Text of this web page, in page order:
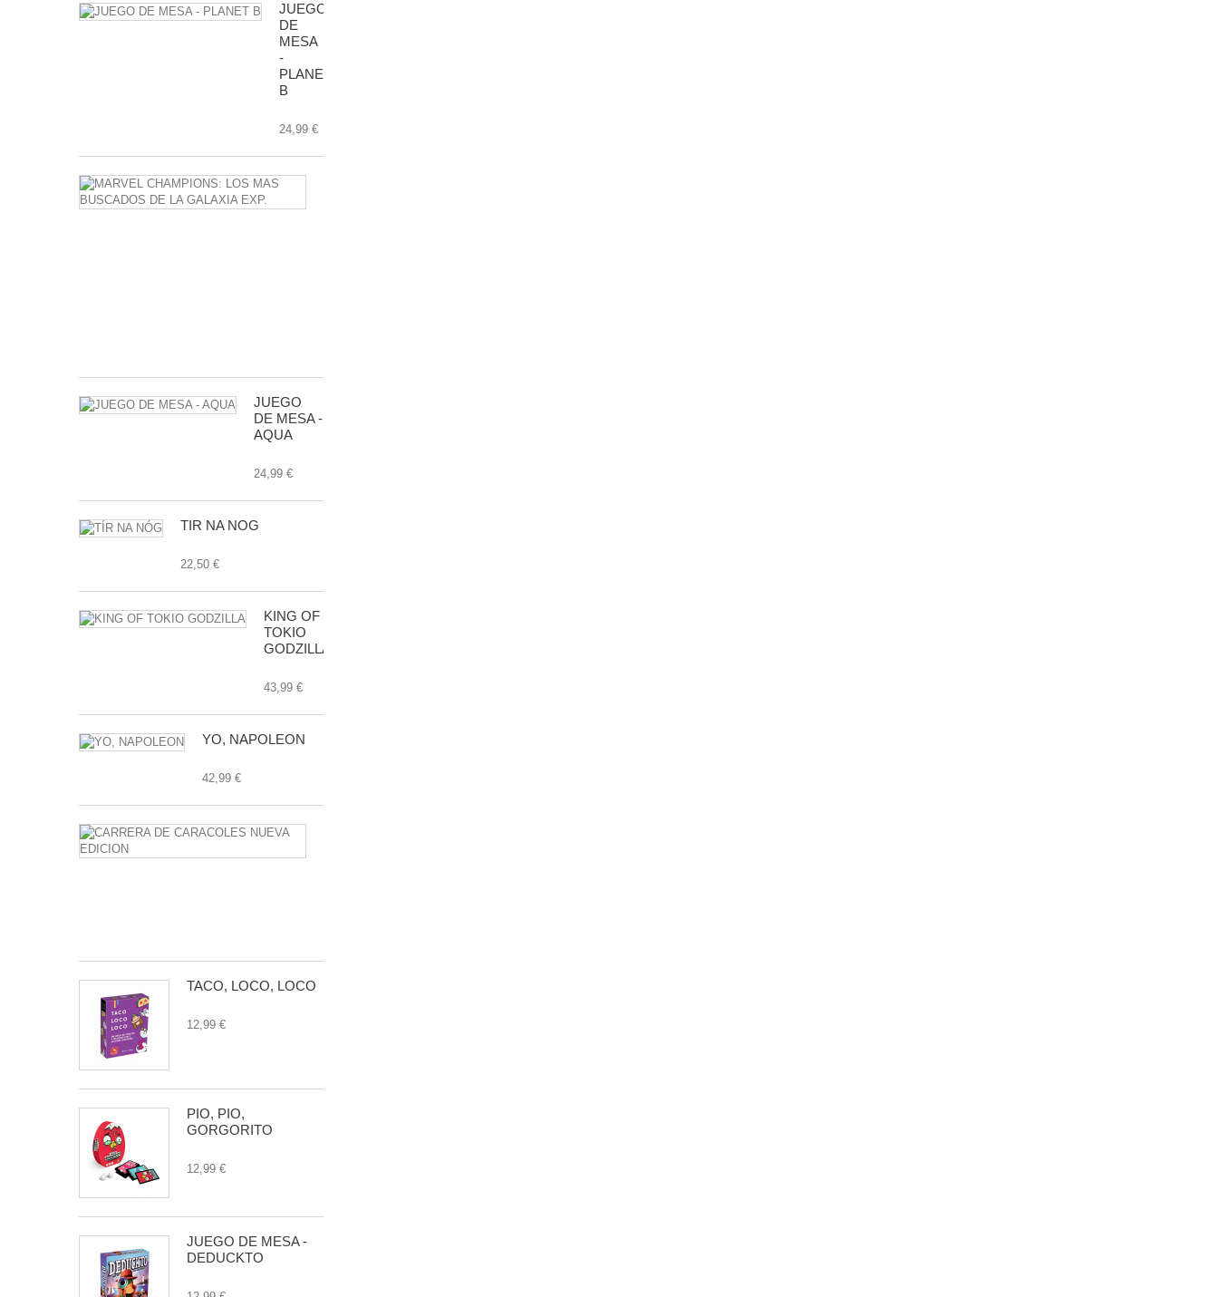
JUEGO
DE
MESA
-
PLANET
B
24,99 €
JUEGO
DE MESA -
AQUA
24,99 €
TÍR NA NÓG
22,50 €
KING OF
TOKIO
GODZILLA
43,99 €
YO, NAPOLEON
42,99 €
TACO, LOCO, LOCO
12,99 €
PIO, PIO,
GORGORITO
12,99 €
JUEGO DE MESA -
DEDUCKTO